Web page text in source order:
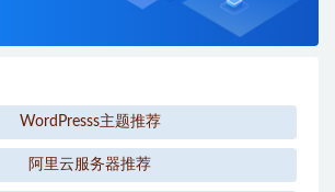
WordPresss主题推荐
阿里云服务器推荐